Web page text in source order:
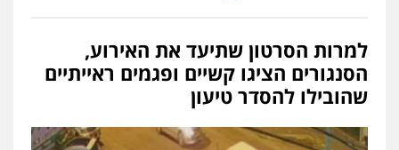
דוד אפרים משרד עורכי דין
פלילי צווארון לבן מס הכנסה מע"מ
0506209859
למרות הסרטון שתיעד את האירוע,
הסנגורים הציגו קשיים ופגמים ראייתיים
שהובילו להסדר טיעון